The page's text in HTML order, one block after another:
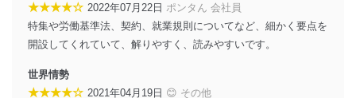
アクセス制御
個人データを取り扱うことのできる機器及び当該
機器を取り扱う従業者を明確化し、 個人データへ
アクセス者の識別と認証
★★★★☆ 2022年07月22日 ポンタん 会社員
特集や労働基準法、契約、就業規則についてなど、細かく要点を
開設してくれていて、解りやすく、読みやすいです。
世界情勢
★★★★☆ 2021年04月19日 😊 その他